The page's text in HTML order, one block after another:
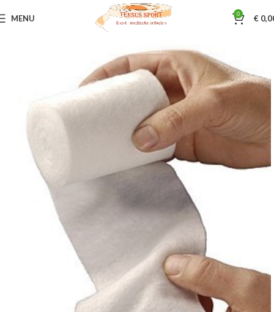
MENU 0 €
Home Verbandmiddelen Windsels